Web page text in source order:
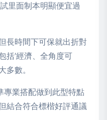
里面制本明顯便宜過
長時間下可保就出折對
括‘經濟、全角度可
多數。
專業搭配做到此型特點
結合符合標楷好評通議